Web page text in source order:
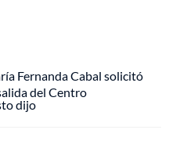
Fernanda Cabal solicitó
del Centro
dijo